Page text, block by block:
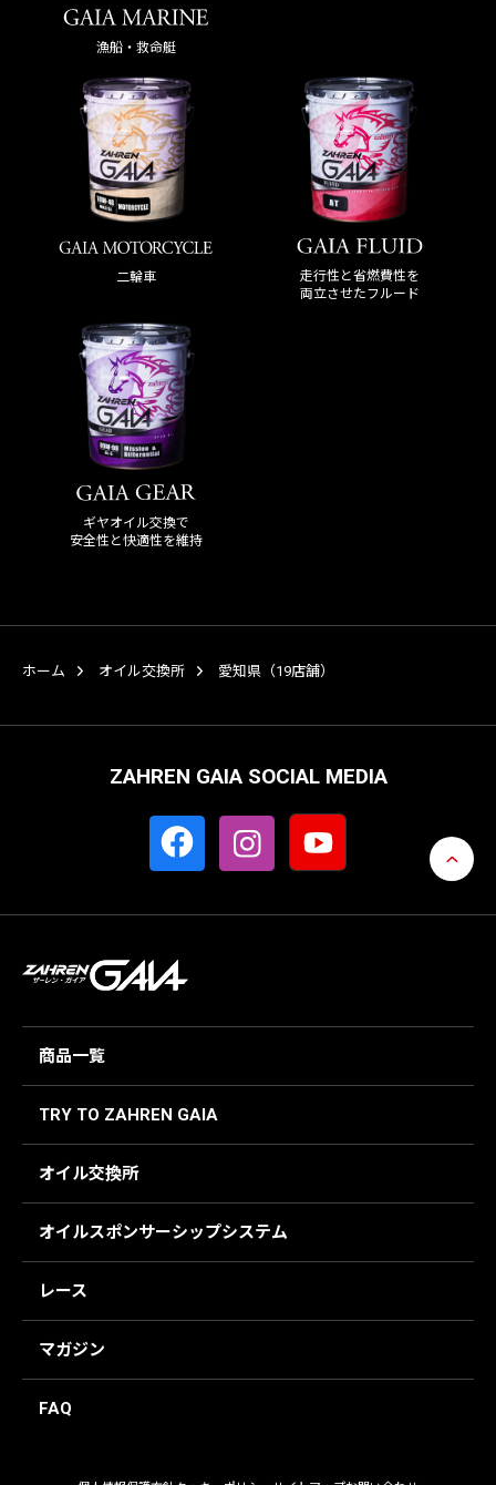
漁船・救命艇
二輪車
走行性と省燃費性を
両立させたフルード
ギヤオイル交換で
安全性と快適性を維持
ホーム オイル交換所 愛知県（19店舗）
ZAHREN GAIA SOCIAL MEDIA
商品一覧
TRY TO ZAHREN GAIA
オイル交換所
オイルスポンサーシップシステム
レース
マガジン
FAQ